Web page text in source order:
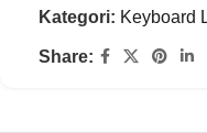
Kategori: Keyboard
Share: